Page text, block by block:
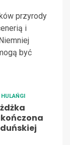
przyrody
i
być
HULAŃGI